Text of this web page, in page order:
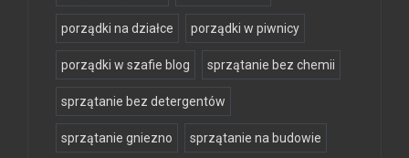
porządki na działce porządki w piwnicy
porządki w szafie blog sprzątanie bez chemii
sprzątanie bez detergentów
sprzątanie gniezno sprzątanie na budowie